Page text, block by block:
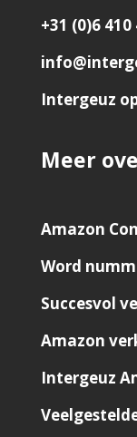
+31 (0)6 410
Intergeuz
Meer
Amazon
Word
Succesvol
Amazon
Intergeuz